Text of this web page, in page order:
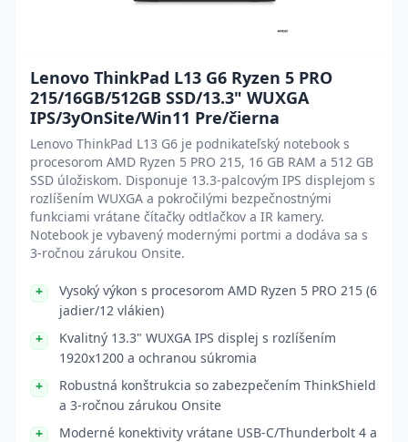
Lenovo ThinkPad L13 G6 Ryzen 5 PRO
215/16GB/512GB SSD/13.3" WUXGA
IPS/3yOnSite/Win11 Pre/čierna
Lenovo ThinkPad L13 G6 je podnikateľský notebook s
procesorom AMD Ryzen 5 PRO 215, 16 GB RAM a 512 GB
SSD úložiskom. Disponuje 13.3-palcovým IPS displejom s
rozlíšením WUXGA a pokročilými bezpečnostnými
funkciami vrátane čítačky odtlačkov a IR kamery.
Notebook je vybavený modernými portmi a dodáva sa s
3-ročnou zárukou Onsite.
Vysoký výkon s procesorom AMD Ryzen 5 PRO 215 (6
jadier/12 vlákien)
Kvalitný 13.3" WUXGA IPS displej s rozlíšením
1920x1200 a ochranou súkromia
Robustná konštrukcia so zabezpečením ThinkShield
a 3-ročnou zárukou Onsite
Moderné konektivity vrátane USB-C/Thunderbolt 4 a